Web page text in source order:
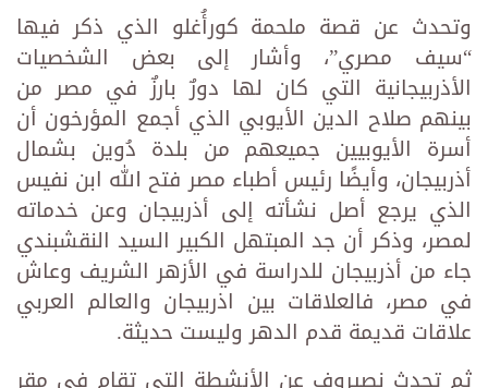
وتحدث عن قصة ملحمة كورأُغلو الذي ذكر فيها
“سيف مصري”، وأشار إلى بعض الشخصيات
الأذربيجانية التي كان لها دورٌ بارزٌ في مصر من
بينهم صلاح الدين الأيوبي الذي أجمع المؤرخون أن
أسرة الأيوبيين جميعهم من بلدة دُوين بشمال
أذربيجان، وأيضًا رئيس أطباء مصر فتح الله ابن نفيس
الذي يرجع أصل نشأته إلى أذربيجان وعن خدماته
لمصر، وذكر أن جد المبتهل الكبير السيد النقشبندي
جاء من أذربيجان للدراسة في الأزهر الشريف وعاش
في مصر، فالعلاقات بين اذربيجان والعالم العربي
علاقات قديمة قدم الدهر وليست حديثة.